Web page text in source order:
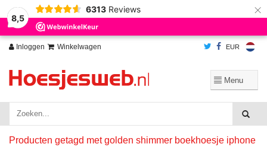
8,5
6313 Reviews ×
Inloggen Winkelwagen EUR
Producten getagd met golden shimmer boekhoesje iphone
Wij slaan cookies op om onze website te verbeteren. Is dat akkoord?
Ja
Nee